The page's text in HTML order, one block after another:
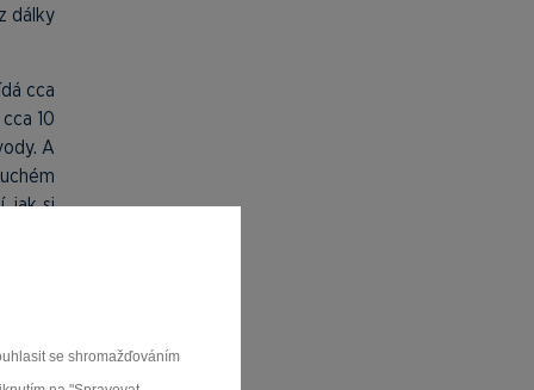
se shromažďováním
dálky
cca
10
A
jak si
a při